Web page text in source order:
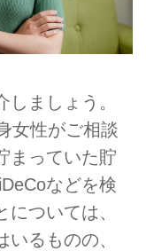
ましょう。
女性がご相談
まっていた貯
などを検
ついては、
るものの、